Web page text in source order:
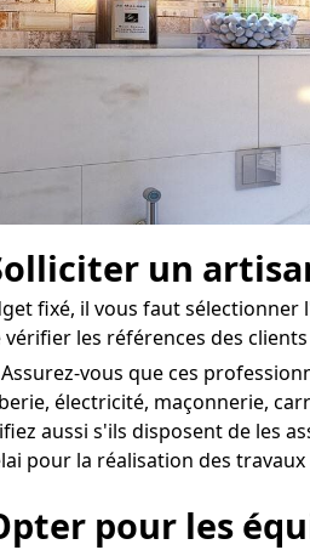
un
fixé, il vous faut sélectionner
vérifier les références des
Assurez-vous que ces
électricité, maçonnerie,
aussi s'ils disposent de les
pour la réalisation des travaux
pour les